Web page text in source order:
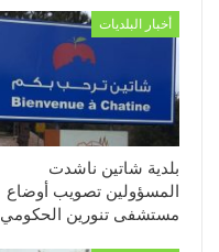
أخبار البلديات
بلدية شاتين ناشدت
المسؤولين تصويب أوضاع
مستشفى تنورين الحكومي